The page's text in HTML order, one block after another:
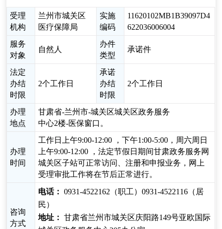
受理
机构
兰州市城关区
医疗保障局
实施
编码
11620102MB1B39097D4
622036006004
服务
对象
自然人
办件
类型
承诺件
法定
办结
时限
2个工作日
承诺
办结
时限
2个工作日
办理
地点
甘肃省-兰州市-城关区城关区政务服务
中心2楼-医保窗口。
办理
时间
工作日上午9:00-12:00 ，下午1:00-5:00，周六周日
上午9:00-12:00 ，法定节假日期间甘肃政务服务网
城关区子站可正常访问、注册和申报业务，网上
受理审批工作将在节后正常进行。
咨询
方式
电话： 0931-4522162（职工）0931-4522116（居
民）
地址： 甘肃省兰州市城关区庆阳路149号亚欧国际